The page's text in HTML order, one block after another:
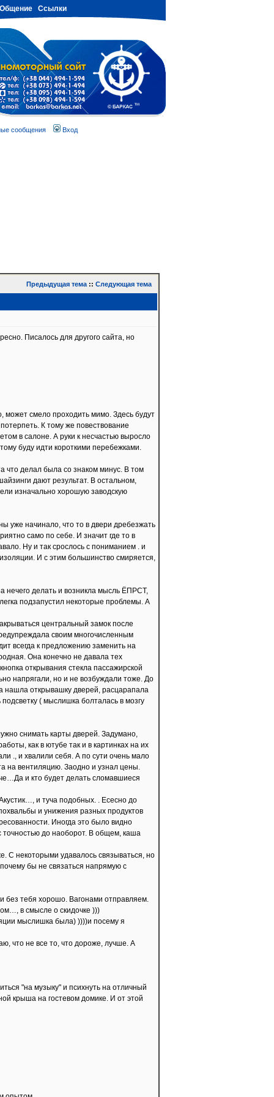
Общение Ссылки
сообщения Вход
Предыдущая тема :: Следующая тема
Писалось для другого сайта, но
может смело проходить мимо. Здесь будут
К тому же повествование
в салоне. А руки к несчастью выросло
буду идти короткими перебежками.
что делал была со знаком минус. В том
дают результат. В остальном,
изначально хорошую заводскую
уже начинало, что то в двери дребезжать
само по себе. И значит где то в
Ну и так срослось с пониманием . и
И с этим большинство смиряется,
нечего делать и возникла мысль ЁПРСТ,
подзапустил некоторые проблемы. А
центральный замок после
своим многочисленным
всегда к предложению заменить на
Она конечно не давала тех
открывания стекла пассажирской
напрягали, но и не возбуждали тоже. До
нашла открывашку дверей, расцарапала
( мыслишка болталась в мозгу
снимать карты дверей. Задумано,
как в ютубе так и в картинках на их
., и хвалили себя. А по сути очень мало
на вентиляцию. Заодно и узнал цены.
и кто будет делать сломавшиеся
и туча подобных. . Есесно до
и унижения разных продуктов
Иногда это было видно
точностью до наоборот. В общем, каша
С некоторыми удавалось связываться, но
бы не связаться напрямую с
без тебя хорошо. Вагонами отправляем.
в смысле о скидочке )))
мыслишка была) ))))и посему я
что не все то, что дороже, лучше. А
"на музыку" и психнуть на отличный
крыша на гостевом домике. И от этой